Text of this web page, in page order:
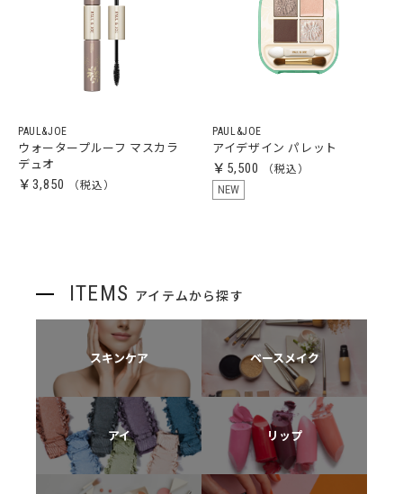
PAUL&JOE
ウォータープルーフ マスカラ
デュオ
￥3,850
PAUL&JOE
アイデザイン パレット
￥5,500
NEW
ITEMS アイテムから探す
スキンケア ベースメイク
アイ リップ